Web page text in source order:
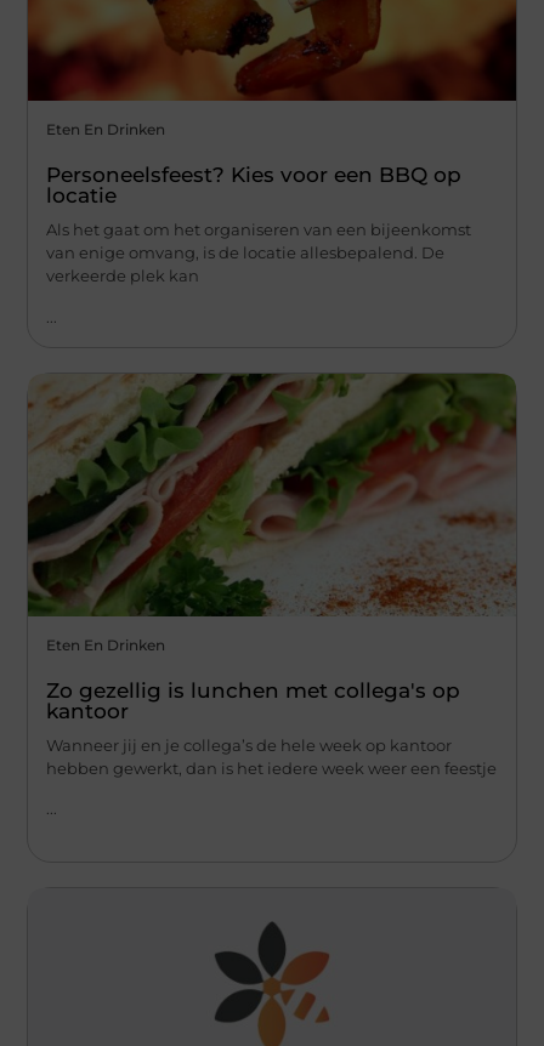
Eten En Drinken
Personeelsfeest? Kies voor een BBQ op
locatie
Als het gaat om het organiseren van een bijeenkomst
van enige omvang, is de locatie allesbepalend. De
verkeerde plek kan
Eten En Drinken
Zo gezellig is lunchen met collega's op
kantoor
Wanneer jij en je collega’s de hele week op kantoor
hebben gewerkt, dan is het iedere week weer een feestje
...